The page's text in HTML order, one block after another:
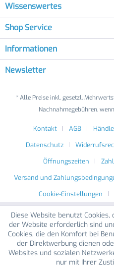
Wissenswertes
Shop Service
Informationen
Newsletter
* Alle Preise inkl. gesetzl.
Nachnahmegebühren,
Kontakt AGB
Datenschutz
Öffnungszeiten
Versand und
Cookie-Einstellungen
Diese Website benutzt
der Website erforderlich sind
Cookies, die den Komfort bei
der Direktwerbung dienen
Websites und sozialen
nur mit Ihrer